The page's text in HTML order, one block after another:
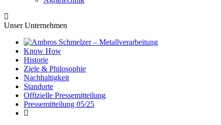
Unser Unternehmen
Know How
Historie
Ziele & Philosophie
Nachhaltigkeit
Standorte
Offizielle Pressemitteilung
Pressemitteilung 05/25